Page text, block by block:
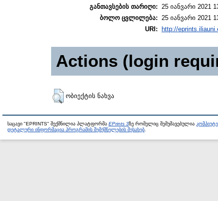
განთავსების თარიღი: 25 იანვარი 2021
ბოლო ცვლილება: 25 იანვარი 2021
URI:
http://
Actions (login
ობიექტის ნახვა
საცავი "EPRINTS" შექმნილია პლატფორმა EPrints 3ზე რომელიც შემუშავებულია
დეტალური ინფორმაცია პროგრამის შემქმნელების შესახებ.